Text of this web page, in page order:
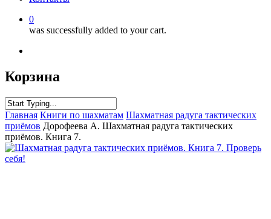
0
was successfully added to your cart.
Корзина
Главная Книги по шахматам Шахматная радуга тактических
приёмов Дорофеева А. Шахматная радуга тактических
приёмов. Книга 7.